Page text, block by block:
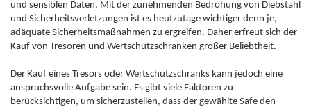
und sensiblen Daten. Mit der zunehmenden Bedrohung von Diebstahl
und Sicherheitsverletzungen ist es heutzutage wichtiger denn je,
adäquate Sicherheitsmaßnahmen zu ergreifen. Daher erfreut sich der
Kauf von Tresoren und Wertschutzschränken großer Beliebtheit.
Der Kauf eines Tresors oder Wertschutzschranks kann jedoch eine
anspruchsvolle Aufgabe sein. Es gibt viele Faktoren zu
berücksichtigen, um sicherzustellen, dass der gewählte Safe den